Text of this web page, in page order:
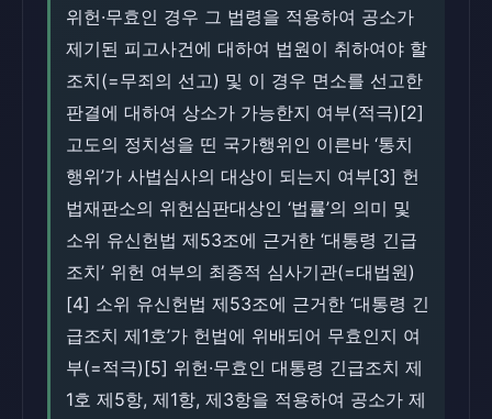
위헌·무효인 경우 그 법령을 적용하여 공소가
제기된 피고사건에 대하여 법원이 취하여야 할
조치(=무죄의 선고) 및 이 경우 면소를 선고한
판결에 대하여 상소가 가능한지 여부(적극)[2]
고도의 정치성을 띤 국가행위인 이른바 ‘통치
행위’가 사법심사의 대상이 되는지 여부[3] 헌
법재판소의 위헌심판대상인 ‘법률’의 의미 및
소위 유신헌법 제53조에 근거한 ‘대통령 긴급
조치’ 위헌 여부의 최종적 심사기관(=대법원)
[4] 소위 유신헌법 제53조에 근거한 ‘대통령 긴
급조치 제1호’가 헌법에 위배되어 무효인지 여
부(=적극)[5] 위헌·무효인 대통령 긴급조치 제
1호 제5항, 제1항, 제3항을 적용하여 공소가 제